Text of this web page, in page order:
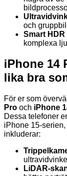
och
Smart HDR
komplexa
iPhone 14
lika bra
För er som
Pro och iPhone
Dessa telefoner
iPhone 15-
inkluderar:
LiDAR-